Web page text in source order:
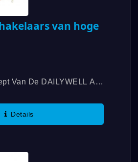
van hoge
Van De DAILYWELL AK-
Serie Drukknoppen Met
Details